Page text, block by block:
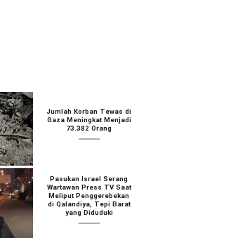
Jumlah Korban Tewas di
Gaza Meningkat Menjadi
73.382 Orang
Pasukan Israel Serang
Wartawan Press TV Saat
Meliput Penggerebekan
di Qalandiya, Tepi Barat
yang Diduduki